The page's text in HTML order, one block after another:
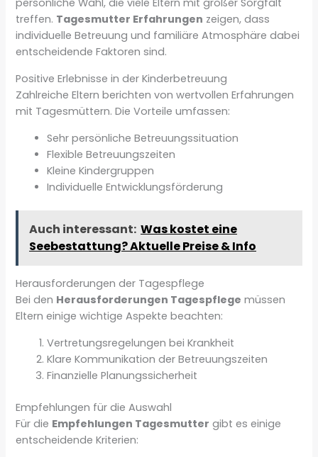
persönliche Wahl, die viele Eltern mit großer Sorgfalt
treffen. Tagesmutter Erfahrungen zeigen, dass
individuelle Betreuung und familiäre Atmosphäre dabei
entscheidende Faktoren sind.
Positive Erlebnisse in der Kinderbetreuung
Zahlreiche Eltern berichten von wertvollen Erfahrungen
mit Tagesmüttern. Die Vorteile umfassen:
Sehr persönliche Betreuungssituation
Flexible Betreuungszeiten
Kleine Kindergruppen
Individuelle Entwicklungsförderung
Auch interessant: Was kostet eine
Seebestattung? Aktuelle Preise & Info
Herausforderungen der Tagespflege
Bei den Herausforderungen Tagespflege müssen
Eltern einige wichtige Aspekte beachten:
Vertretungsregelungen bei Krankheit
Klare Kommunikation der Betreuungszeiten
Finanzielle Planungssicherheit
Empfehlungen für die Auswahl
Für die Empfehlungen Tagesmutter gibt es einige
entscheidende Kriterien: